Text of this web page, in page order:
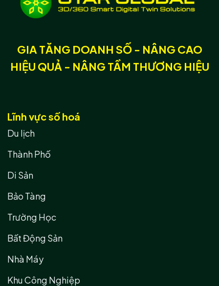
GIA TĂNG DOANH SỐ - NÂNG CAO
HIỆU QUẢ - NÂNG TẦM THƯƠNG HIỆU
Lĩnh vực số hoá
Du lịch
Thành Phố
Di Sản
Bảo Tàng
Trường Học
Bất Động Sản
Nhà Máy
Khu Công Nghiệp